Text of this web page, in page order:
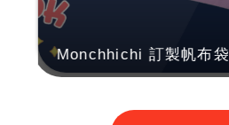
Monchhichi 訂製帆布袋